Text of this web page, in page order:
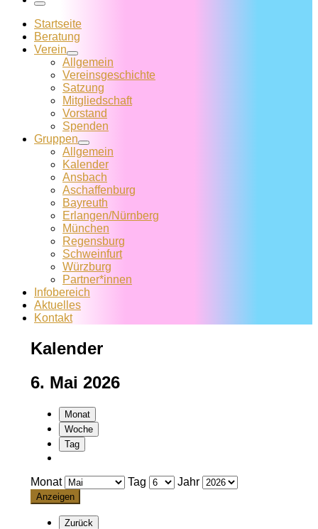
Menü
Startseite
Beratung
Verein
Allgemein
Vereins­geschichte
Satzung
Mitglied­schaft
Vorstand
Spenden
Gruppen
Allgemein
Kalender
Ansbach
Aschaffenburg
Bayreuth
Erlangen/Nürnberg
München
Regensburg
Schweinfurt
Würzburg
Partner*innen
Infobereich
Aktuelles
Kontakt
Kalender
6. Mai 2026
Monat
Woche
Tag
Monat Tag Jahr
Zurück